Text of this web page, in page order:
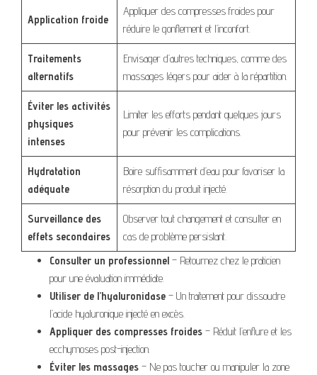
Application froide
Appliquer des compresses froides pour
réduire le gonflement et l’inconfort.
Traitements
alternatifs
Envisager d’autres techniques, comme des
massages légers pour aider à la répartition.
Éviter les activités
physiques
intenses
Limiter les efforts pendant quelques jours
pour prévenir les complications.
Hydratation
adéquate
Boire suffisamment d’eau pour favoriser la
résorption du produit injecté.
Surveillance des
effets secondaires
Observer tout changement et consulter en
cas de problème persistant.
Consulter un professionnel – Retournez chez le praticien
pour une évaluation immédiate.
Utiliser de l’hyaluronidase – Un traitement pour dissoudre
l’acide hyaluronique injecté en excès.
Appliquer des compresses froides – Réduit l’enflure et les
ecchymoses post-injection.
Éviter les massages – Ne pas toucher ou manipuler la zone